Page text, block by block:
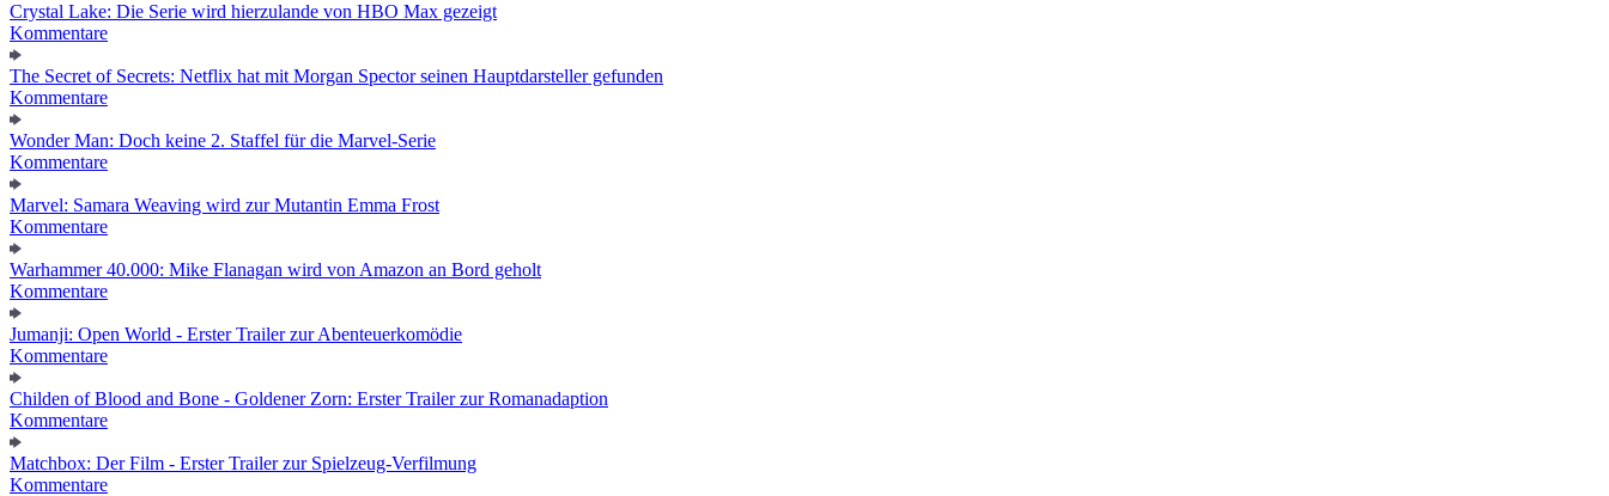
Crystal Lake: Die Serie wird hierzulande von HBO Max gezeigt
Kommentare
The Secret of Secrets: Netflix hat mit Morgan Spector seinen Hauptdarsteller gefunden
Kommentare
Wonder Man: Doch keine 2. Staffel für die Marvel-Serie
Kommentare
Marvel: Samara Weaving wird zur Mutantin Emma Frost
Kommentare
Warhammer 40.000: Mike Flanagan wird von Amazon an Bord geholt
Kommentare
Jumanji: Open World - Erster Trailer zur Abenteuerkomödie
Kommentare
Childen of Blood and Bone - Goldener Zorn: Erster Trailer zur Romanadaption
Kommentare
Matchbox: Der Film - Erster Trailer zur Spielzeug-Verfilmung
Kommentare